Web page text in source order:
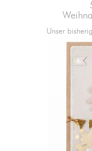
Unser